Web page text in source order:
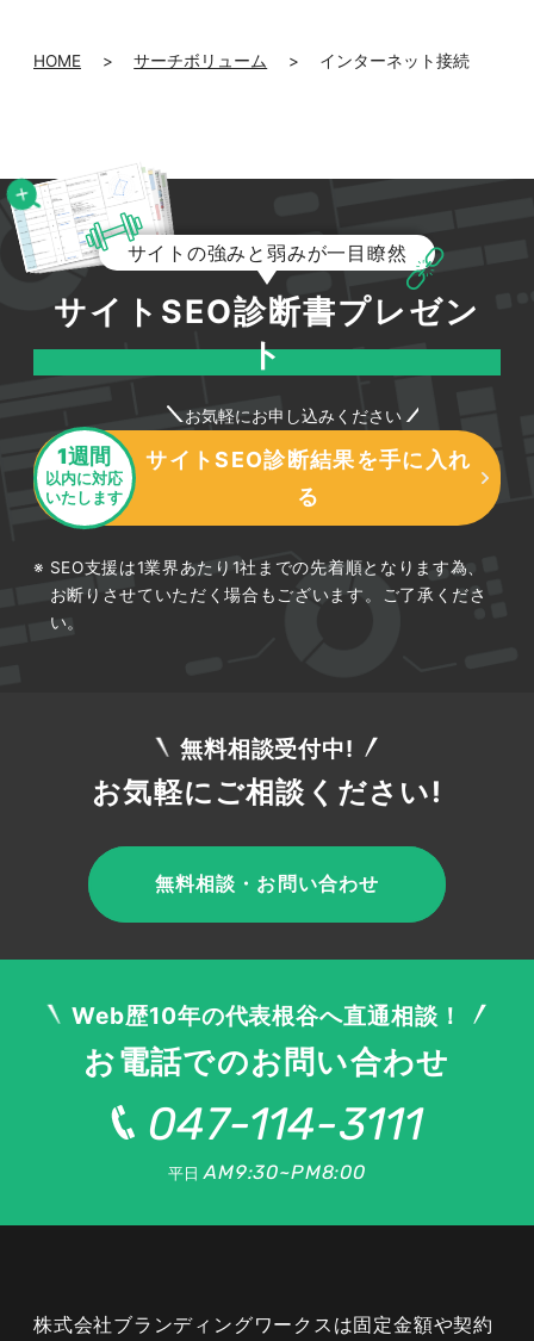
HOME > サーチボリューム > インターネット接続
サイトの強みと弱みが一目瞭然
サイトSEO診断書プレゼン
ト
お気軽にお申し込みください
1週間
以内に対応
いたします
サイトSEO診断結果を手に入れ
る
SEO支援は1業界あたり1社までの先着順となります為、
お断りさせていただく場合もございます。ご了承くださ
い。
無料相談受付中!
お気軽にご相談ください!
無料相談・お問い合わせ
Web歴10年の代表根谷へ直通相談！
お電話でのお問い合わせ
047-114-3111
平日AM9:30~PM8:00
株式会社ブランディングワークスは固定金額や契約